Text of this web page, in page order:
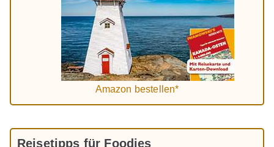
Amazon bestellen*
Reisetipps für Foodies